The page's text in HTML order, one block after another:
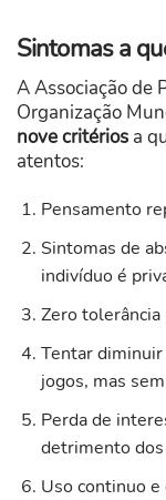
Sintomas a
A Associação de
Organização
nove critérios a
atentos:
Pensamento
Sintomas de
indivíduo é
Zero tolerância
Tentar
jogos, mas
Perda de
detrimento
Uso continuo